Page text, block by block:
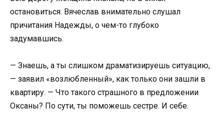
остановиться. Вячеслав внимательно слушал
причитания Надежды, о чем-то глубоко
задумавшись.
— Знаешь, а ты слишком драматизируешь ситуацию,
— заявил «возлюбленный», как только они зашли в
квартиру. — Что такого страшного в предложении
Оксаны? По сути, ты поможешь сестре. И себе.